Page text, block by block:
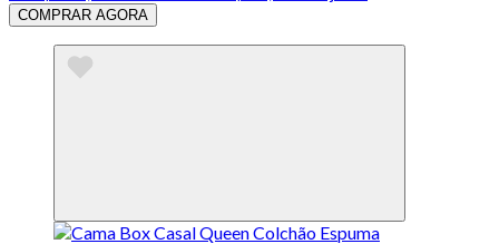
COMPRAR AGORA